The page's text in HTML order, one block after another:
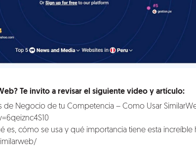
Te invito a revisar el siguiente video y artículo:
de Negocio de tu Competencia – Como Usar
es, cómo se usa y qué importancia tiene esta increíble